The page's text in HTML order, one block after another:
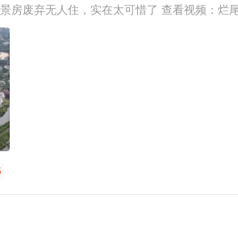
安徽最大的烂尾别墅群，1000多栋湖景房废弃无人住，实在